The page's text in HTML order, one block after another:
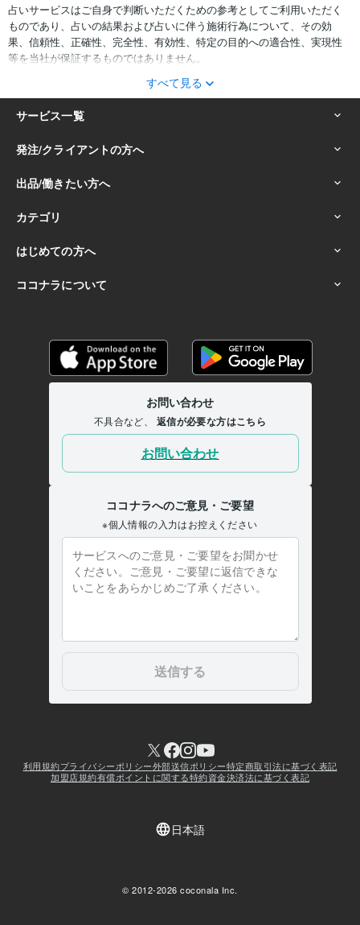
占いサービスはご自身で判断いただくための参考としてご利用いただく
ものであり、占いの結果および占いに伴う施術行為について、その効
果、信頼性、正確性、完全性、有効性、特定の目的への適合性、実現性
等を当社が保証するものではありません。
サービスの結果をどのように利用するかは、お客様ご自身の自己責任に
おいて判断をお願いいたします。
占いの結果およびその内容を踏まえておこなったお客様の行動により生
ずる一切の損害について、当社および情報の提供者は一切責任を負いか
ねます。
すべて見る